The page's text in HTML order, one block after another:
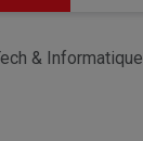
& Informatique